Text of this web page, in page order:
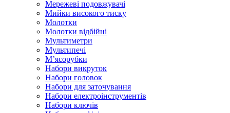
Мережеві подовжувачі
Мийки високого тиску
Молотки
Молотки відбійні
Мультиметри
Мультипечі
М’ясорубки
Набори викруток
Набори головок
Набори для заточування
Набори електроінструментів
Набори ключів